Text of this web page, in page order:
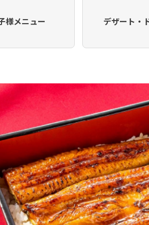
様メニュー デザート・